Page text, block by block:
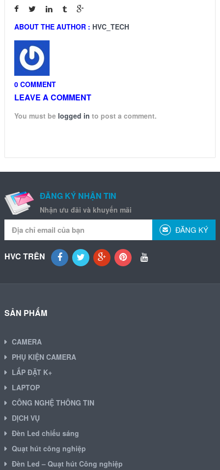
ABOUT THE AUTHOR : HVC_TECH
0 COMMENT
LEAVE A COMMENT
You must be logged in to post a comment.
ĐĂNG KÝ NHẬN TIN
Nhận ưu đãi và khuyến mãi
ĐĂNG KÝ
HVC TRÊN
SẢN PHẨM
CAMERA
PHỤ KIỆN CAMERA
LẮP ĐẶT K+
LAPTOP
CÔNG NGHỆ THÔNG TIN
DỊCH VỤ
Đèn Led chiếu sáng
Quạt hút công nghiệp
Đèn Led – Quạt hút Công nghiệp